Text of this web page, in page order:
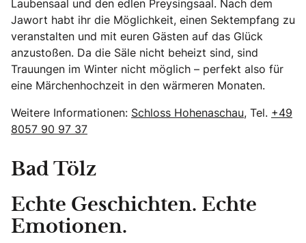
Laubensaal und den edlen Preysingsaal. Nach dem
Jawort habt ihr die Möglichkeit, einen Sektempfang zu
veranstalten und mit euren Gästen auf das Glück
anzustoßen. Da die Säle nicht beheizt sind, sind
Trauungen im Winter nicht möglich – perfekt also für
eine Märchenhochzeit in den wärmeren Monaten.
Weitere Informationen: Schloss Hohenaschau, Tel. +49
8057 90 97 37
Bad Tölz
Echte Geschichten. Echte
Emotionen.